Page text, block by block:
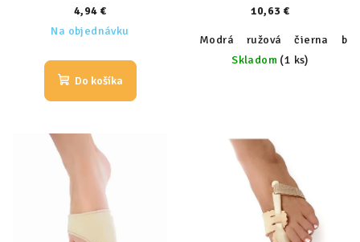
4,94 €
Na objednávku
Do košíka
10,63 €
Modrá ružová čierna
Skladom (1 ks)